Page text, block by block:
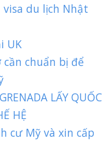
visa du lịch Nhật
UK
cần chuẩn bị để
LẤY QUỐC
HỆ
cư Mỹ và xin cấp